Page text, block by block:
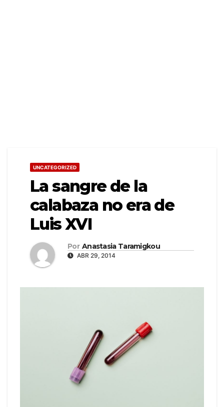
UNCATEGORIZED
La sangre de la
calabaza no era de
Luis XVI
Por Anastasia Taramigkou
ABR 29, 2014